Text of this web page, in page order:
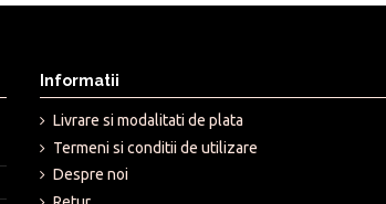
Informatii
Livrare si modalitati de plata
Termeni si conditii de utilizare
Despre noi